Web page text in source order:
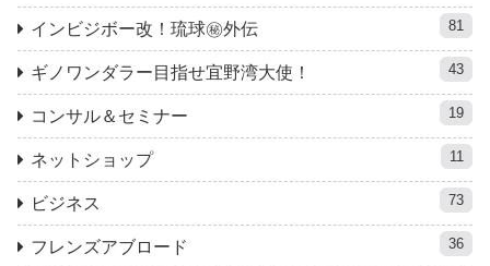
インビジボー改！琉球㊙︎外伝 81
ギノワンダラー目指せ宜野湾大使！ 43
コンサル＆セミナー 19
ネットショップ 11
ビジネス 73
フレンズアブロード 36